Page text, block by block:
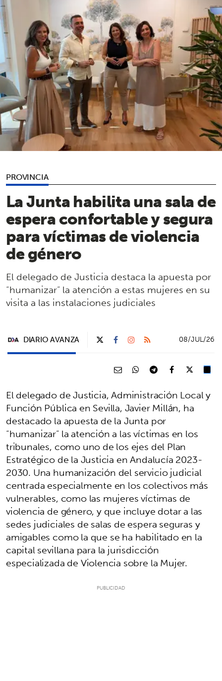
PROVINCIA
La Junta habilita una sala de
espera confortable y segura
para víctimas de violencia
de género
El delegado de Justicia destaca la apuesta por
“humanizar” la atención a estas mujeres en su
visita a las instalaciones judiciales
DIARIO AVANZA 08/JUL/26
El delegado de Justicia, Administración Local y
Función Pública en Sevilla, Javier Millán, ha
destacado la apuesta de la Junta por
“humanizar” la atención a las víctimas en los
tribunales, como uno de los ejes del Plan
Estratégico de la Justicia en Andalucía 2023-
2030. Una humanización del servicio judicial
centrada especialmente en los colectivos más
vulnerables, como las mujeres víctimas de
violencia de género, y que incluye dotar a las
sedes judiciales de salas de espera seguras y
amigables como la que se ha habilitado en la
capital sevillana para la jurisdicción
especializada de Violencia sobre la Mujer.